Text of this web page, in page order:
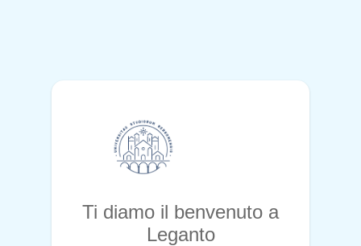
Ti diamo il benvenuto a
Leganto